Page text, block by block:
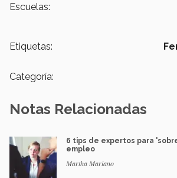
Escuelas:
Etiquetas:
Categoría:
Notas Relacionadas
6 tips de expertos para
empleo
Martha Mariano